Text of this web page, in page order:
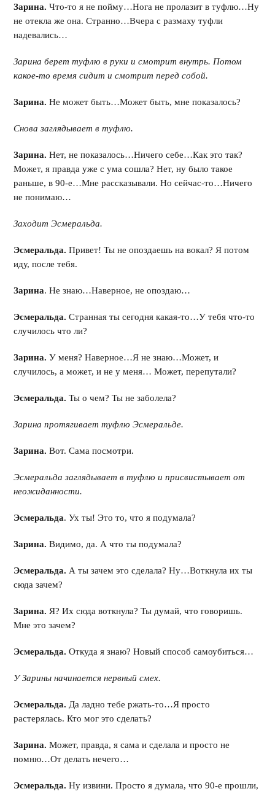
Зарина. Что-то я не пойму…Нога не пролазит в туфлю…Ну
не отекла же она. Странно…Вчера с размаху туфли
надевались…
Зарина берет туфлю в руки и смотрит внутрь. Потом
какое-то время сидит и смотрит перед собой.
Зарина. Не может быть…Может быть, мне показалось?
Снова заглядывает в туфлю.
Зарина. Нет, не показалось…Ничего себе…Как это так?
Может, я правда уже с ума сошла? Нет, ну было такое
раньше, в 90-е…Мне рассказывали. Но сейчас-то…Ничего
не понимаю…
Заходит Эсмеральда.
Эсмеральда. Привет! Ты не опоздаешь на вокал? Я потом
иду, после тебя.
Зарина. Не знаю…Наверное, не опоздаю…
Эсмеральда. Странная ты сегодня какая-то…У тебя что-то
случилось что ли?
Зарина.У меня? Наверное…Я не знаю…Может, и
случилось, а может, и не у меня… Может, перепутали?
Эсмеральда. Ты о чем? Ты не заболела?
Зарина протягивает туфлю Эсмеральде.
Зарина. Вот. Сама посмотри.
Эсмеральда заглядывает в туфлю и присвистывает от
неожиданности.
Эсмеральда. Ух ты! Это то, что я подумала?
Зарина. Видимо, да. А что ты подумала?
Эсмеральда. А ты зачем это сделала? Ну…Воткнула их ты
сюда зачем?
Зарина. Я? Их сюда воткнула? Ты думай, что говоришь.
Мне это зачем?
Эсмеральда. Откуда я знаю? Новый способ самоубиться…
У Зарины начинается нервный смех.
Эсмеральда. Да ладно тебе ржать-то…Я просто
растерялась. Кто мог это сделать?
Зарина. Может, правда, я сама и сделала и просто не
помню…От делать нечего…
Эсмеральда. Ну извини. Просто я думала, что 90-е прошли,